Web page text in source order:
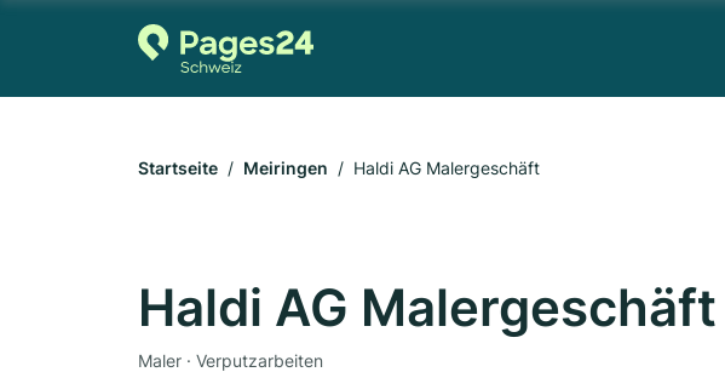
Startseite Meiringen Haldi AG Malergeschäft
Haldi AG Malergeschäft
Maler · Verputzarbeiten